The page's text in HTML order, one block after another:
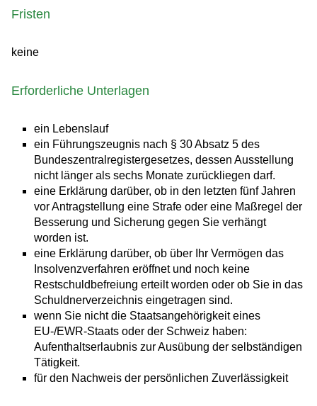
Fristen
keine
Erforderliche Unterlagen
ein Lebenslauf
ein Führungszeugnis nach § 30 Absatz 5 des
Bundeszentralregistergesetzes, dessen Ausstellung
nicht länger als sechs Monate zurückliegen darf.
eine Erklärung darüber, ob in den letzten fünf Jahren
vor Antragstellung eine Strafe oder eine Maßregel der
Besserung und Sicherung gegen Sie verhängt
worden ist.
eine Erklärung darüber, ob über Ihr Vermögen das
Insolvenzverfahren eröffnet und noch keine
Restschuldbefreiung erteilt worden oder ob Sie in das
Schuldnerverzeichnis eingetragen sind.
wenn Sie nicht die Staatsangehörigkeit eines
EU-/EWR-Staats oder der Schweiz haben:
Aufenthaltserlaubnis zur Ausübung der selbständigen
Tätigkeit.
für den Nachweis der persönlichen Zuverlässigkeit